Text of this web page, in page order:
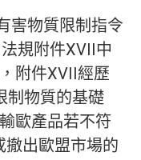
害物質限制指令
規附件XVII中
附件XVII經歷
制物質的基礎
歐產品若不符
撤出歐盟市場的